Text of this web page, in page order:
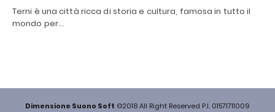
Terni è una città ricca di storia e cultura, famosa in tutto il
mondo per…
Dimensione Suono Soft ©2018 All Right Reserved P.I. 01571711009